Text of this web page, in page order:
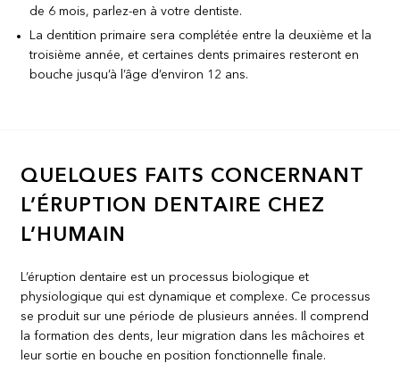
de 6 mois, parlez-en à votre dentiste.
La dentition primaire sera complétée entre la deuxième et la
troisième année, et certaines dents primaires resteront en
bouche jusqu’à l’âge d’environ 12 ans.
QUELQUES FAITS CONCERNANT
L’ÉRUPTION DENTAIRE CHEZ
L’HUMAIN
L’éruption dentaire est un processus biologique et
physiologique qui est dynamique et complexe. Ce processus
se produit sur une période de plusieurs années. Il comprend
la formation des dents, leur migration dans les mâchoires et
leur sortie en bouche en position fonctionnelle finale.